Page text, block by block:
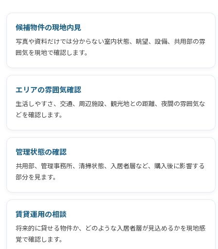
候補物件の現地内見
写真や資料だけでは分からない室内状態、眺望、設備、共用部の雰
囲気を現地で確認します。
エリアの雰囲気確認
生活しやすさ、交通、周辺施設、観光地との距離、夜間の雰囲気な
どを確認します。
管理状態の確認
共用部、管理事務所、清掃状態、入居者層など、購入後に影響する
部分を見ます。
賃貸運用の相談
将来的に貸せる物件か、どのような入居者層が見込めるかを現地感
覚で確認します。